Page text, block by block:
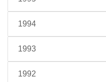
1994
1993
1992